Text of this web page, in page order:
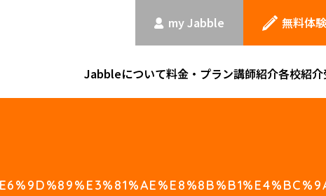
my Jabble 無料体
Jabbleについて料金・プラン講師紹介各校紹介